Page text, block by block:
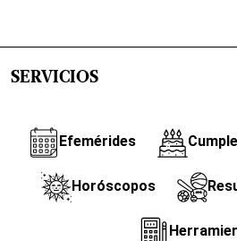
SERVICIOS
Efemérides
Horóscopos